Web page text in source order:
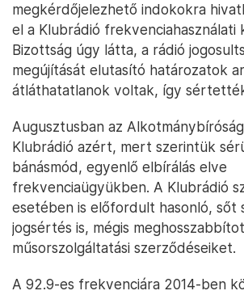
megkérdőjelezhető indokokra
el a Klubrádió frekvenciahasználati
Bizottság úgy látta, a rádió
megújítását elutasító határozatok
átláthatatlanok voltak, így
Augusztusban az
Klubrádió azért, mert szerintük
bánásmód, egyenlő elbírálás elve
frekvenciaügyükben. A Klubrádió
esetében is előfordult hasonló, sőt
jogsértés is, mégis
műsorszolgáltatási szerződéseiket.
A 92.9-es frekvenciára 2014-ben